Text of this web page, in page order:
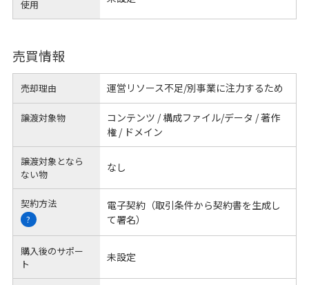
使用
売買情報
売却理由 運営リソース不足/別事業に注力するため
譲渡対象物
コンテンツ / 構成ファイル/データ / 著作
権 / ドメイン
譲渡対象となら
ない物
なし
契約方法
?
電子契約（取引条件から契約書を生成し
て署名）
購入後のサポー
ト
未設定